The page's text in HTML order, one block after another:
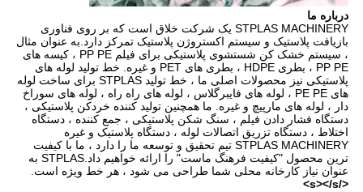
درباره ما
STPLAS MACHINERY یک شرکت خلاق است که بر روی فناوری
بازیافت پلاستیک و سیستم اکستروژن پلاستیک تمرکز دارد.به عنوان مثال
، سیستم خشک کن شستشوی پلاستیکی برای فیلم PP PE ، کیسه های
PP PE ، بطری HDPE ، بطری های PET و غیره. خط تولید لوله های
پلاستیکی نیز محصولات اصلی ما ، خط تولید STPLAS برای ساخت لوله
های PE PE ، لوله های فایبرگلاس ، لوله های راه راه ، لوله های سوراخ
دار ، لوله های مارپیچ و غیره. ما همچنین تولید کننده خردکن پلاستیکی ،
دستگاه فشار دادن فیلم ، سنگ شکن پلاستیکی ، جمع کننده ، دستگاه
اختلاط ، دستگاه تزریق اتصالات لوله ، دستگاه پلاستیک و غیره
STPLAS MACHINERY تیم تحقیق و توسعه ما را دارد ، ما با کیفیت
ترین محصول "کیفیت فرهنگ ماست" را ارائه خواهیم داد.STPLAS به
عنوان نیاز کارخانه محلی شما طراحی می شود ، هر خط ویژه است.
</s></s>